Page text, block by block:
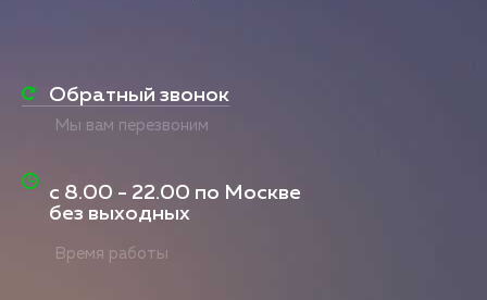
Обратный звонок
Мы вам перезвоним
с 8.00 - 22.00 по Москве
без выходных
Время работы